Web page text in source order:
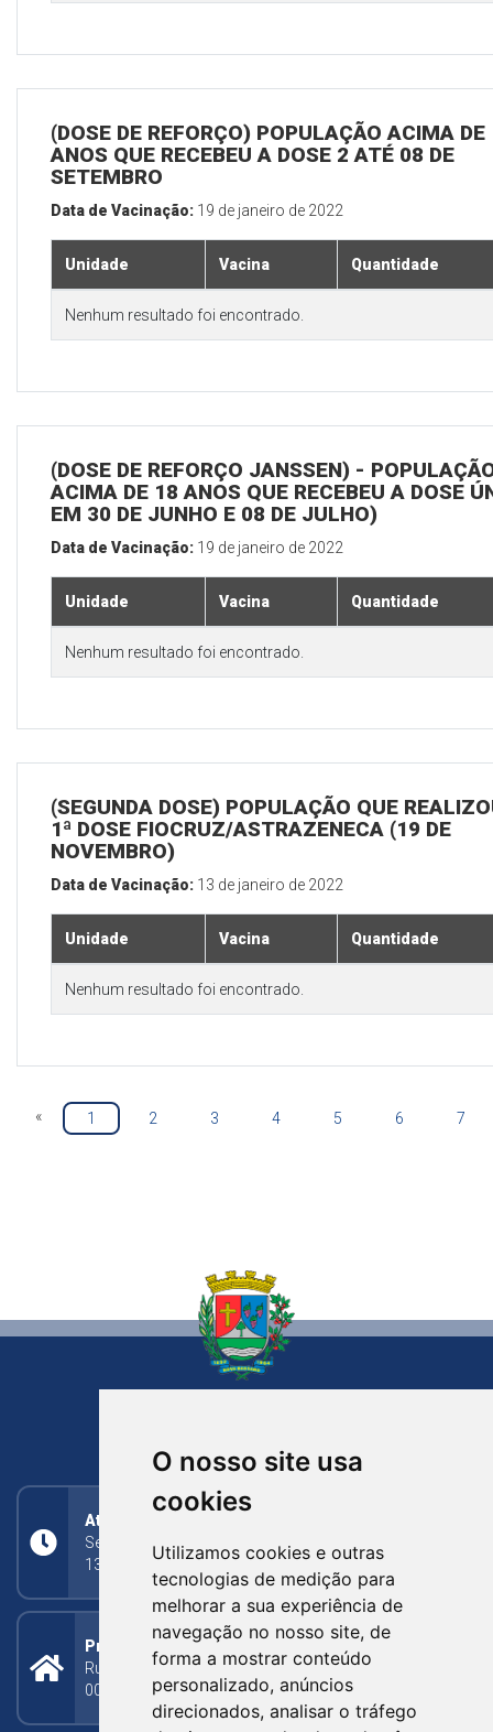
O nosso site usa
cookies
Utilizamos cookies e outras
tecnologias de medição para
melhorar a sua experiência de
navegação no nosso site, de
forma a mostrar conteúdo
personalizado, anúncios
direcionados, analisar o tráfego
(DOSE DE REFORÇO) POPULAÇÃO ACIMA DE
ANOS QUE RECEBEU A DOSE 2 ATÉ 08 DE
SETEMBRO
Data de Vacinação: 19 de janeiro de 2022
Unidade Vacina Quantidade
Nenhum resultado foi encontrado.
(DOSE DE REFORÇO JANSSEN) -
ACIMA DE 18 ANOS QUE RECEBEU A DOSE
EM 30 DE JUNHO E 08 DE JULHO)
Data de Vacinação: 19 de janeiro de 2022
Unidade Vacina Quantidade
Nenhum resultado foi encontrado.
(SEGUNDA DOSE) POPULAÇÃO QUE
1ª DOSE FIOCRUZ/ASTRAZENECA (19 DE
NOVEMBRO)
Data de Vacinação: 13 de janeiro de 2022
Unidade Vacina Quantidade
Nenhum resultado foi encontrado.
« 1 2 3 4 5 6 7
Atendimento
Segunda a Sexta: 8h às 11h30min (manhã);
13h30min às 17h (tarde)
Prefeitura Municipal
Rua Silva Jardim, 505 - Bairro Centro - CEP: 95340-
000